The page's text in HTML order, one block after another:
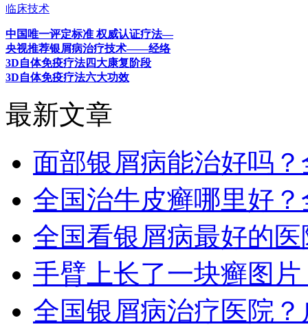
临床技术
中国唯一评定标准 权威认证疗法—
央视推荐银屑病治疗技术——经络
3D自体免疫疗法四大康复阶段
3D自体免疫疗法六大功效
最新文章
面部银屑病能治好吗
全国治牛皮癣哪里好
全国看银屑病最好的
手臂上长了一块癣图
全国银屑病治疗医院